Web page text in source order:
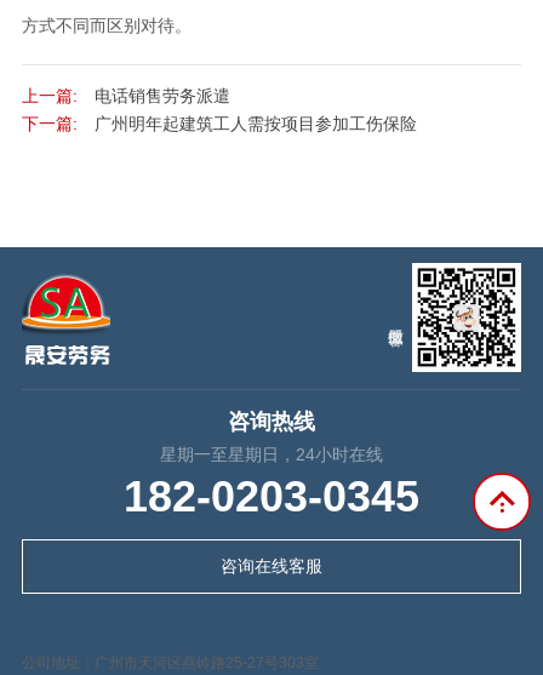
方式不同而区别对待。
上一篇:
电话销售劳务派遣
下一篇:
广州明年起建筑工人需按项目参加工伤保险
咨询热线
星期一至星期日，24小时在线
182-0203-0345
咨询在线客服
公司地址：广州市天河区燕岭路25-27号303室